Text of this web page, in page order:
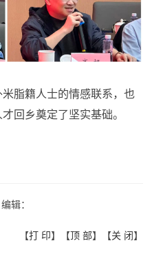
脂籍人士的情感联系，也
回乡奠定了坚实基础。
辑：
【打 印】【顶 部】【关 闭】